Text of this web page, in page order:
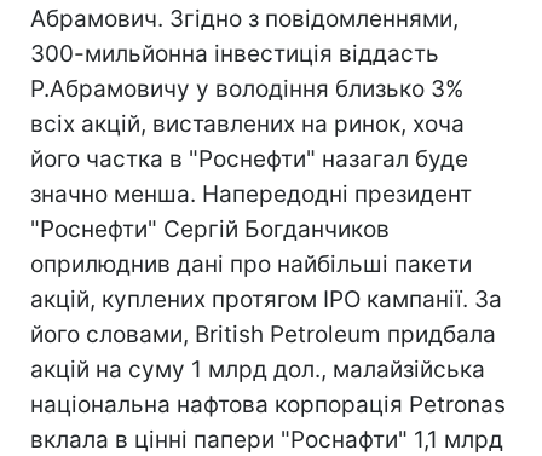
Абрамович. Згідно з повідомленнями,
300-мильйонна інвестиція віддасть
Р.Абрамовичу у володіння близько 3%
всіх акцій, виставлених на ринок, хоча
його частка в "Роснефти" назагал буде
значно менша. Напередодні президент
"Роснефти" Сергій Богданчиков
оприлюднив дані про найбільші пакети
акцій, куплених протягом IPO кампанії. За
його словами, British Petroleum придбала
акцій на суму 1 млрд дол., малайзійська
національна нафтова корпорація Petronas
вклала в цінні папери "Роснафти" 1,1 млрд